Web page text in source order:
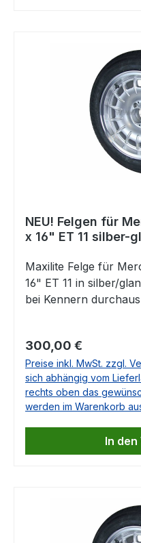
originalen
direkt eingesetzt
u.a. für folgende
(außer
109Mercedes
TYP 112Mercedes
114Mercedes TYP
116Mercedes TYP
NEU! Felgen für
x 16" ET 11 silber-
Maxilite Felge für
16" ET 11 in silber/
bei Kennern
zum R107. Enthalten ist jeweils das
entsprechende
OHNE Nabendeckel
Die passenden
auf dieser Seite als
Größe: 8 x 16", ET
mmLochkreis: 5x112
560SL)Mercedes
109Mercedes
Regulärer Preis:
300,00 €
Preise inkl. MwSt. zzgl.
sich abhängig vom
rechts oben das
werden im Warenkorb
In